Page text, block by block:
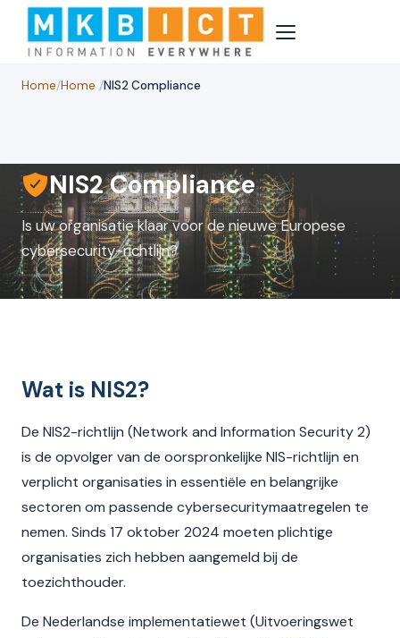
Home/Home /NIS2 Compliance
NIS2 Compliance
Is uw organisatie klaar voor de nieuwe Europese
cybersecurity-richtlijn?
Wat is NIS2?
De NIS2-richtlijn (Network and Information Security 2)
is de opvolger van de oorspronkelijke NIS-richtlijn en
verplicht organisaties in essentiële en belangrijke
sectoren om passende cybersecuritymaatregelen te
nemen. Sinds 17 oktober 2024 moeten plichtige
organisaties zich hebben aangemeld bij de
toezichthouder.
De Nederlandse implementatiewet (Uitvoeringswet